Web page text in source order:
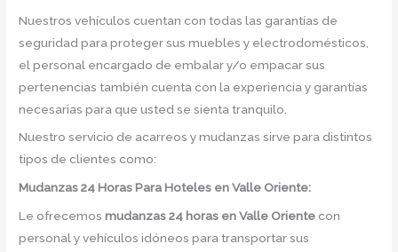
Nuestros vehículos cuentan con todas las garantías de
seguridad para proteger sus muebles y electrodomésticos,
el personal encargado de embalar y/o empacar sus
pertenencias también cuenta con la experiencia y garantías
necesarias para que usted se sienta tranquilo.
Nuestro servicio de acarreos y mudanzas sirve para distintos
tipos de clientes como:
Mudanzas 24 Horas Para Hoteles en Valle Oriente:
Le ofrecemosmudanzas 24 horas enValle Oriente con
personal y vehículos idóneos para transportar sus